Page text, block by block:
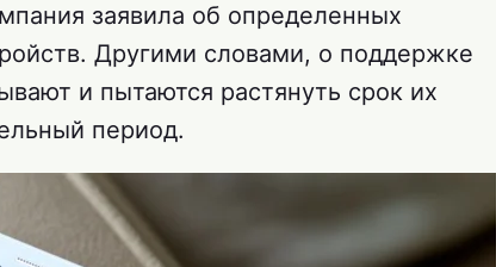
заявила об определенных
Другими словами, о поддержке
и пытаются растянуть срок их
период.